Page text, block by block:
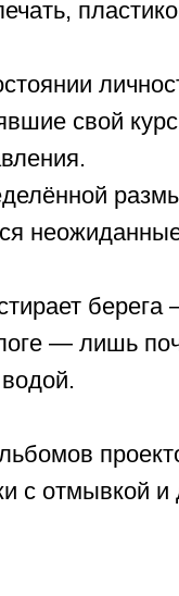
свой
— лишь
с отмывкой и